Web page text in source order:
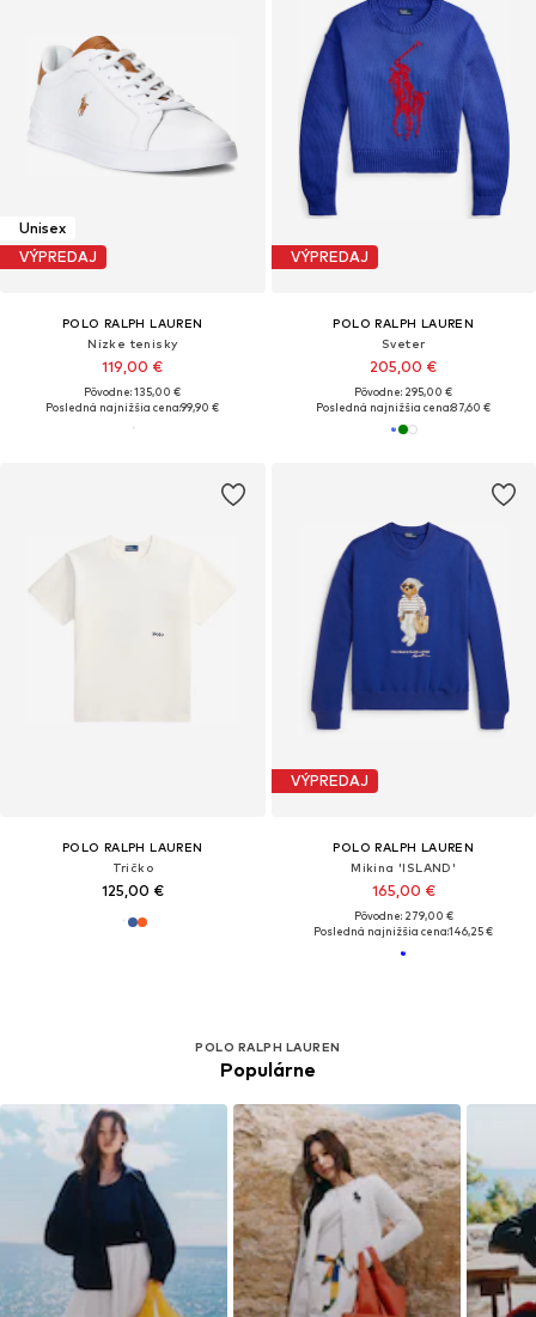
Unisex
VÝPREDAJ
POLO RALPH LAUREN
Nízke tenisky
119,00 €
Pôvodne: 135,00 €
Posledná najnižšia cena:99,90 €
VÝPREDAJ
POLO RALPH LAUREN
Sveter
205,00 €
Pôvodne: 295,00 €
Posledná najnižšia cena:87,60 €
POLO RALPH LAUREN
Tričko
125,00 €
VÝPREDAJ
POLO RALPH LAUREN
Mikina 'ISLAND'
165,00 €
Pôvodne: 279,00 €
Posledná najnižšia cena:146,25 €
POLO RALPH LAUREN
Populárne